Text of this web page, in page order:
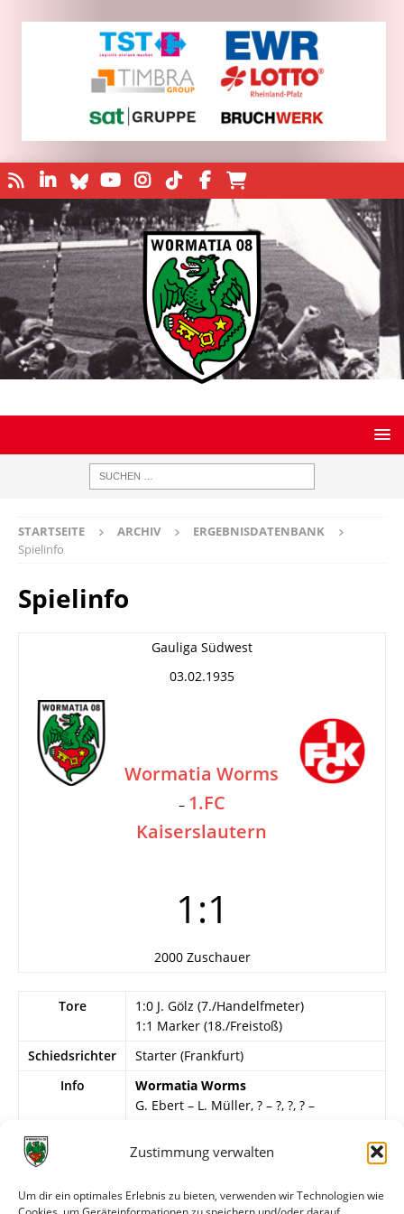
Zustimmung verwalten
Um dir ein optimales Erlebnis zu bieten, verwenden wir Technologien wie
STARTSEITE ARCHIV
ERGEBNISDATENBANK
Spielinfo
Spielinfo
Gauliga Südwest
03.02.1935
Wormatia Worms
– 1.FC
Kaiserslautern
1:1
2000 Zuschauer
Tore
1:0 J. Gölz (7./Handelfmeter)
1:1 Marker (18./Freistoß)
Schiedsrichter
Starter (Frankfurt)
Info
Wormatia Worms
G. Ebert – L. Müller, ? – ?, ?, ? –
Gölz, ?.
Gebhardt – Hörhammer, Pirrung –